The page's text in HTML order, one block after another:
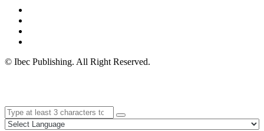
© Ibec Publishing. All Right Reserved.